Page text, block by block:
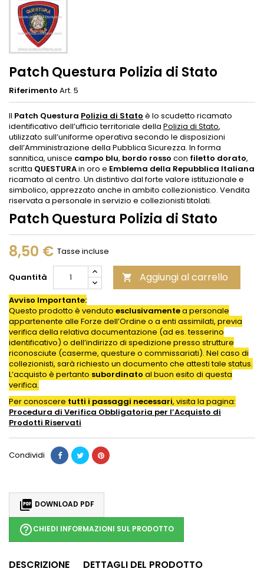
Patch Questura Polizia di Stato
Riferimento Art. 5
Il Patch Questura Polizia di Stato è lo scudetto ricamato
identificativo dell’ufficio territoriale della Polizia di Stato,
utilizzato sull’uniforme operativa secondo le disposizioni
dell’Amministrazione della Pubblica Sicurezza. In forma
sannitica, unisce campo blu, bordo rosso con filetto dorato,
scritta QUESTURAin oro e Emblema della Repubblica Italiana
ricamato al centro. Un distintivo dal forte valore istituzionale e
simbolico, apprezzato anche in ambito collezionistico. Vendita
riservata a personale in servizio e collezionisti titolati.
Patch Questura Polizia di Stato
8,50 € Tasse incluse
Quantità  Aggiungi al carrello
Avviso Importante:
Questo prodotto è venduto esclusivamentea personale
appartenente alle Forze dell’Ordine o a enti assimilati, previa
verifica della relativa documentazione (ad es. tesserino
identificativo) o dell’indirizzo di spedizione presso strutture
riconosciute (caserme, questure o commissariati). Nel caso di
collezionisti, sarà richiesto un documento che attesti tale status.
L’acquisto è pertanto subordinato al buon esito di questa
verifica.
Per conoscere tutti i passaggi necessari, visita la pagina:
Procedura di Verifica Obbligatoria per l’Acquisto di
Prodotti Riservati
Condividi
 DOWNLOAD PDF
help_outlineCHIEDI INFORMAZIONI SUL PRODOTTO
DESCRIZIONE
DETTAGLI DEL PRODOTTO